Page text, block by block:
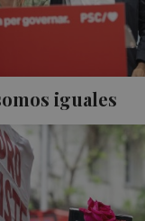
iguales